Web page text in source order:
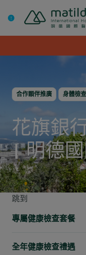
合作顆伴推廣 身體檢查
花旗銀
| 明德
跳到
專屬健康檢查套餐
全年健康檢查禮遇